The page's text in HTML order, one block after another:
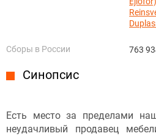
Сборы в России 763
Синопсис
Есть место за пределами
неудачливый продавец